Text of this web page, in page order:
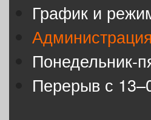
График и
Понедельник-
Перерыв с